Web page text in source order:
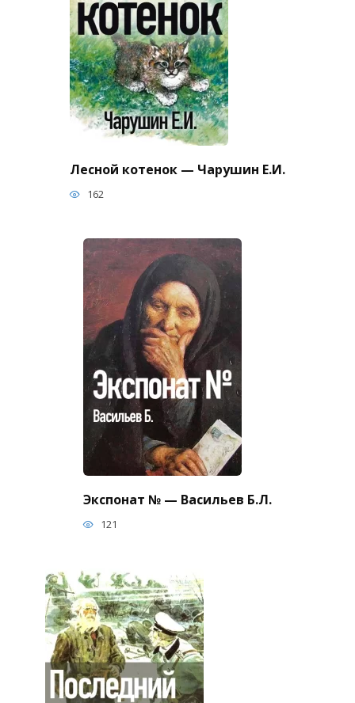
Лесной котенок — Чарушин Е.И.
162
Экспонат № — Васильев Б.Л.
121